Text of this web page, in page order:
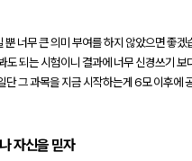
너무 큰 의미 부여를 하지 않았으면 좋겠
도 되는 시험이니 결과에 너무 신경쓰기
단 그 과목을 지금 시작하는게 6모 이후에
자신을 믿자